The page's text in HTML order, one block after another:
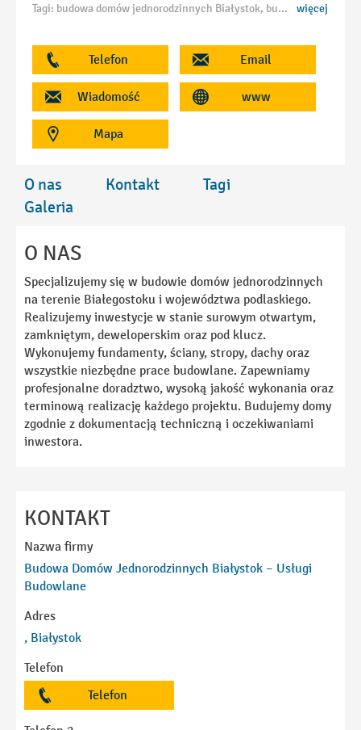
Tagi: budowa domów jednorodzinnych Białystok, budowa domu Białystok, firma budowlana Białystok, domy pod klucz Białystok, wykonawca domów Białystok, budowa domów podlaskie, stan surowy Białystok, stan deweloperski Białystok, budowa budynków mieszkalnych Białystok, generalny wykonawca Białystok, budowa domu od podstaw Białystok, usługi budowlane Białystok, budowa domów murowanych Białystok, budowa domu jednorodzinnego Białystok, domy energooszczędne Białystok więcej
Telefon Email
Wiadomość www
Mapa
O nas Kontakt
Tagi
Galeria
O NAS
Specjalizujemy się w budowie domów jednorodzinnych
na terenie Białegostoku i województwa podlaskiego.
Realizujemy inwestycje w stanie surowym otwartym,
zamkniętym, deweloperskim oraz pod klucz.
Wykonujemy fundamenty, ściany, stropy, dachy oraz
wszystkie niezbędne prace budowlane. Zapewniamy
profesjonalne doradztwo, wysoką jakość wykonania oraz
terminową realizację każdego projektu. Budujemy domy
zgodnie z dokumentacją techniczną i oczekiwaniami
inwestora.
KONTAKT
Nazwa firmy
Budowa Domów Jednorodzinnych Białystok – Usługi
Budowlane
Adres
, Białystok
Telefon
Telefon